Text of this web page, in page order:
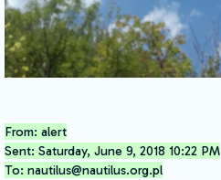
From: alert
Sent: Saturday, June 9, 2018 10:22 PM
To: nautilus@nautilus.org.pl